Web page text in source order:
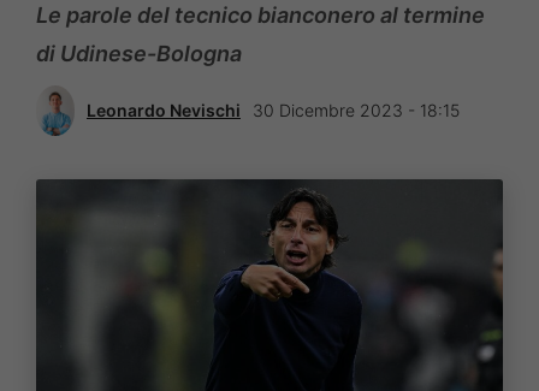
Le parole del tecnico bianconero al termine
di Udinese-Bologna
Leonardo Nevischi 30 Dicembre 2023 - 18:15